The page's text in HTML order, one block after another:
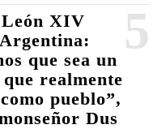
5
XIV
que sea un
realmente
pueblo”,
Dus